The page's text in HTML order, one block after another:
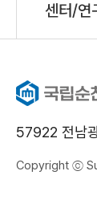
센터/연
57922 전남
Copyright ⓒ